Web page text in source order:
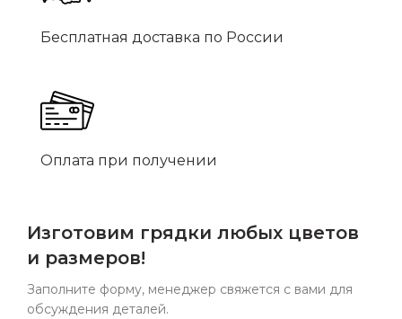
Бесплатная доставка по России
Оплата при получении
Изготовим грядки любых цветов
и размеров!
Заполните форму, менеджер свяжется с вами для
обсуждения деталей.